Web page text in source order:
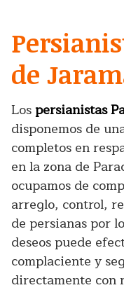
de
Lospersianistas
disponemos de
completos en
en la zona de
ocupamos de
arreglo, control,
de persianas por
deseos puede
complaciente y
directamente con